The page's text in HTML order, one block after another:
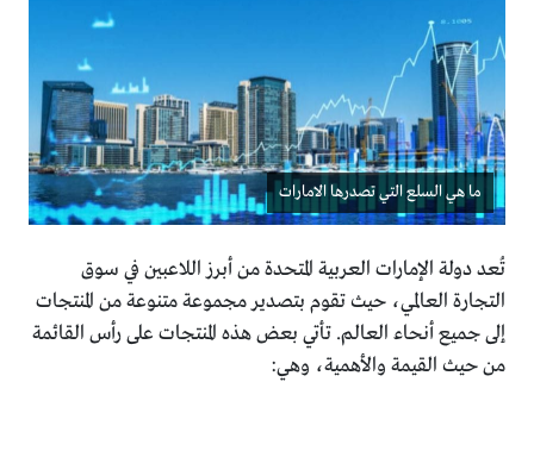
ما هي السلع التي تصدرها الامارات
تُعد دولة الإمارات العربية المتحدة من أبرز اللاعبين في سوق
التجارة العالمي، حيث تقوم بتصدير مجموعة متنوعة من المنتجات
إلى جميع أنحاء العالم. تأتي بعض هذه المنتجات على رأس القائمة
من حيث القيمة والأهمية، وهي: